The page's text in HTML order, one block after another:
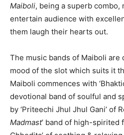
Maiboli, being a superb combo,
entertain audience with
them laugh their hearts out.
The music bands of Maiboli are
mood of the slot which suits it
Maiboli commences with
devotional band of soulful and
by ‘Priteechi Jhul Jhul Gani’ of
Madmast’ band of high-spirited